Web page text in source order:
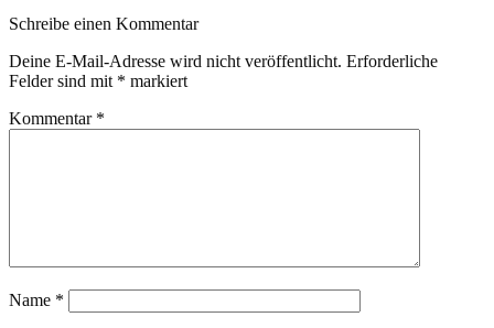
Schreibe einen Kommentar
Deine E-Mail-Adresse wird nicht veröffentlicht. Erforderliche
Felder sind mit * markiert
Kommentar *
Name *